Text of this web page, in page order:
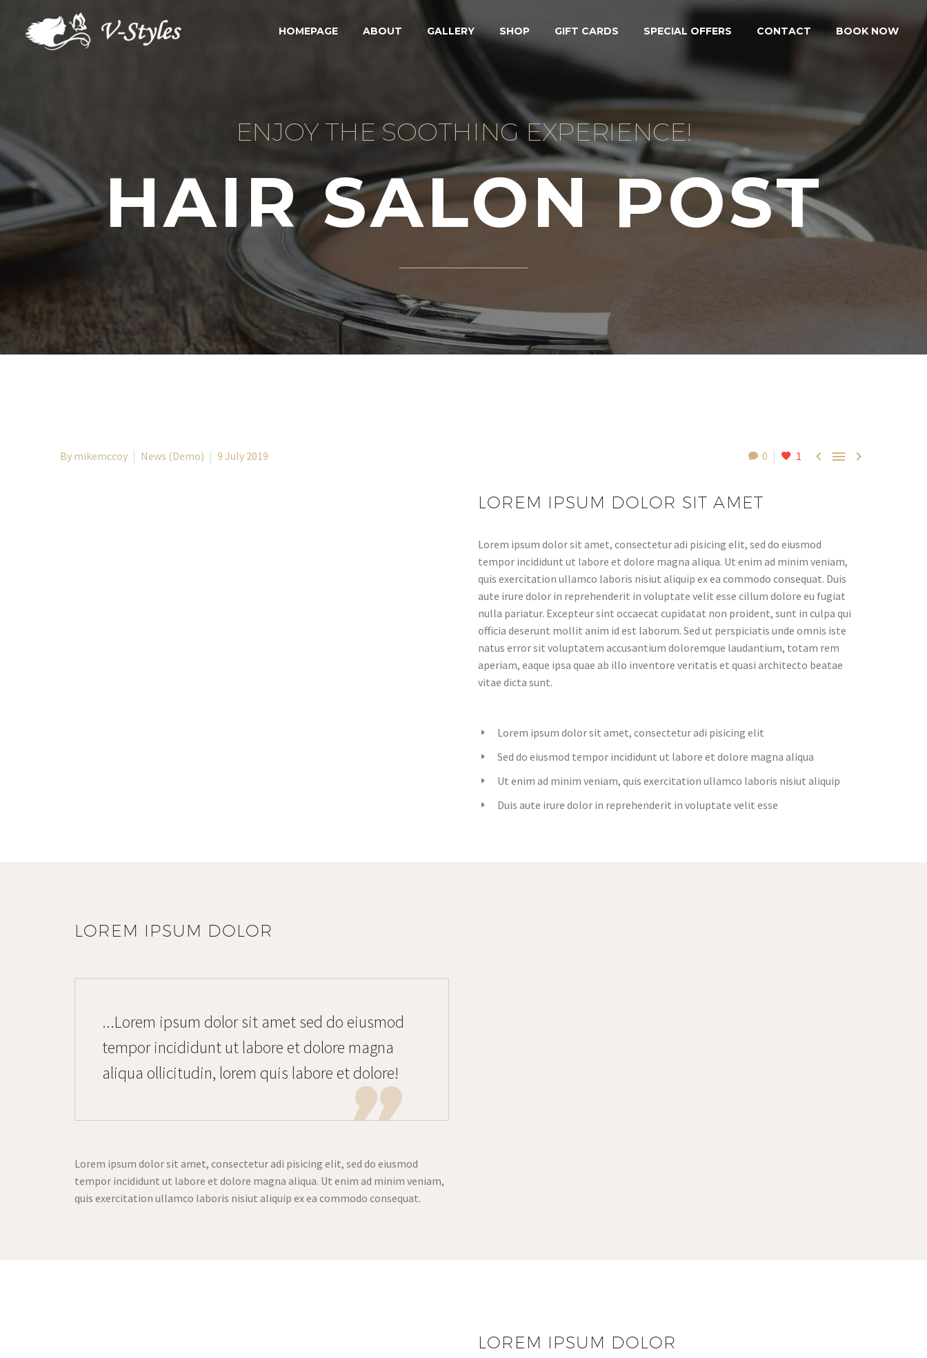
HOMEPAGE ABOUT GALLERY SHOP GIFT CARDS SPECIAL OFFERS CONTACT BOOK NOW
ENJOY THE SOOTHING EXPERIENCE!
HAIR SALON POST
0 1   
By mikemccoy News (Demo) 9 July 2019
LOREM IPSUM DOLOR SIT AMET
Lorem ipsum dolor sit amet, consectetur adi pisicing elit, sed do eiusmod
tempor incididunt ut labore et dolore magna aliqua. Ut enim ad minim veniam,
quis exercitation ullamco laboris nisiut aliquip ex ea commodo consequat. Duis
aute irure dolor in reprehenderit in voluptate velit esse cillum dolore eu fugiat
nulla pariatur. Excepteur sint occaecat cupidatat non proident, sunt in culpa qui
officia deserunt mollit anim id est laborum. Sed ut perspiciatis unde omnis iste
natus error sit voluptatem accusantium doloremque laudantium, totam rem
aperiam, eaque ipsa quae ab illo inventore veritatis et quasi architecto beatae
vitae dicta sunt.
Lorem ipsum dolor sit amet, consectetur adi pisicing elit
Sed do eiusmod tempor incididunt ut labore et dolore magna aliqua
Ut enim ad minim veniam, quis exercitation ullamco laboris nisiut aliquip
Duis aute irure dolor in reprehenderit in voluptate velit esse
LOREM IPSUM DOLOR
...Lorem ipsum dolor sit amet sed do eiusmod
tempor incididunt ut labore et dolore magna
aliqua ollicitudin, lorem quis labore et dolore!
Lorem ipsum dolor sit amet, consectetur adi pisicing elit, sed do eiusmod
tempor incididunt ut labore et dolore magna aliqua. Ut enim ad minim veniam,
quis exercitation ullamco laboris nisiut aliquip ex ea commodo consequat.
LOREM IPSUM DOLOR